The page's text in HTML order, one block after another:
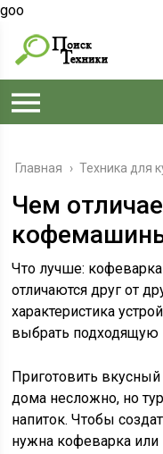
goo
Главная › Техника для
Чем
Что лучше:
отличаются друг от
характеристика
выбрать подходящую
Приготовить
дома несложно, но
напиток. Чтобы
нужна кофеварка